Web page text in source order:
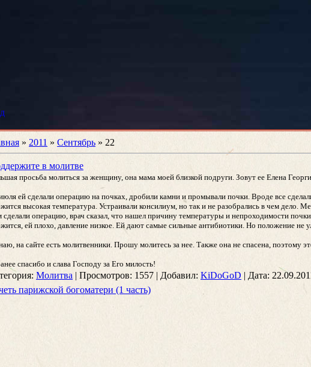
» 2011 » Сентябрь » 22
в молитве
просьба молиться за женщину, она мама моей близкой подруги. Зовут ее Елена
ей сделали операцию на почках, дробили камни и промывали почки. Вроде все
высокая температура. Устраивали консилиум, но так и не разобрались в чем дело.
сделали операцию, врач сказал, что нашел причину температуры и непроходимости
ей плохо, давление низкое. Ей дают самые сильные антибиотики. Но положение не
на сайте есть молитвенники. Прошу молитесь за нее. Также она не спасена, поэтому
спасибо и слава Господу за Его милость!
Молитва | Просмотров: 1557 | Добавил: KiDoGoD | Дата:
парижской богоматери (1 часть)